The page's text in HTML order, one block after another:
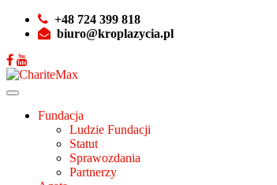
+48 724 399 818
biuro@kroplazycia.pl
Fundacja
Ludzie Fundacji
Statut
Sprawozdania
Partnerzy